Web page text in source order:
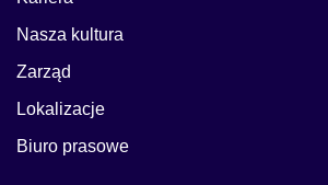
Nasza kultura
Zarząd
Lokalizacje
Biuro prasowe